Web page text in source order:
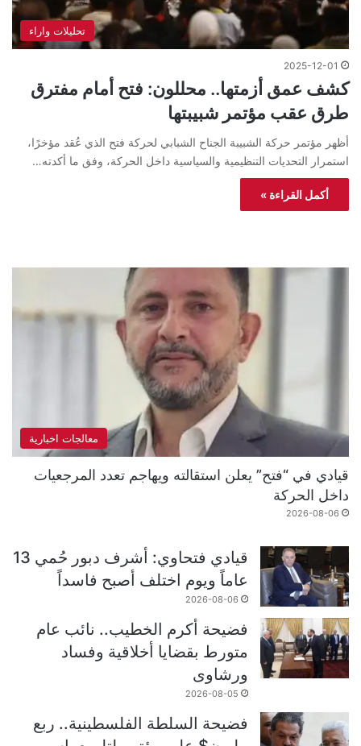
تحليلات واراء
2025-12-01
كشف عمق أزمتها.. محللون: فتح أمام مفترق
طرق عقب مؤتمر شبيبتها
أظهر مؤتمر حركة الشبيبة الجناح الشبابي لحركة فتح الذي عُقد مؤخرًا،
استمرار التحديات التنظيمية والسياسية داخل الحركة، وفق ما أكدته…
أكمل القراءة »
معالجات اخبارية
قيادي في “فتح” يعلن استقالته ويهاجم تعدد المرجعيات
داخل الحركة
2026-08-06
قيادي فتحاوي: أشرف دبور حُمي 13
عاماً ويوم اختلف أصبح فاسداً
2026-08-06
فضيحة أكرم الخطيب.. نائب عام
متورط بقضايا أخلاقية وفساد
ورشاوى
2026-08-05
فضيحة السلطة الفلسطينية.. ربع